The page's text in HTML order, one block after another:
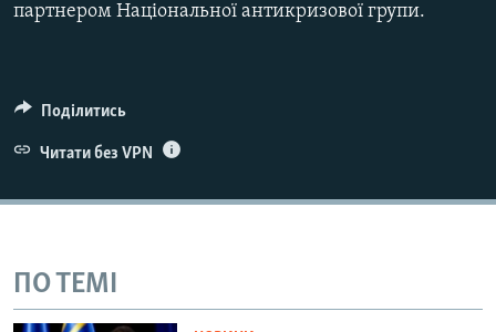
партнером Національної антикризової групи.
Поділитись
Читати без VPN
ПО ТЕМІ